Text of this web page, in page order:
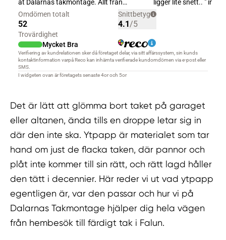
Det är lätt att glömma bort taket på garaget
eller altanen, ända tills en droppe letar sig in
där den inte ska. Ytpapp är materialet som tar
hand om just de flacka taken, där pannor och
plåt inte kommer till sin rätt, och rätt lagd håller
den tätt i decennier. Här reder vi ut vad ytpapp
egentligen är, var den passar och hur vi på
Dalarnas Takmontage hjälper dig hela vägen
från hembesök till färdigt tak i Falun.